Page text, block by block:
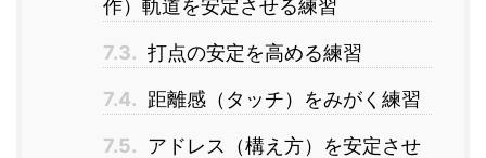
作）軌道を安定させる練習
7.3. 打点の安定を高める練習
7.4. 距離感（タッチ）をみがく練習
7.5. アドレス（構え方）を安定させ